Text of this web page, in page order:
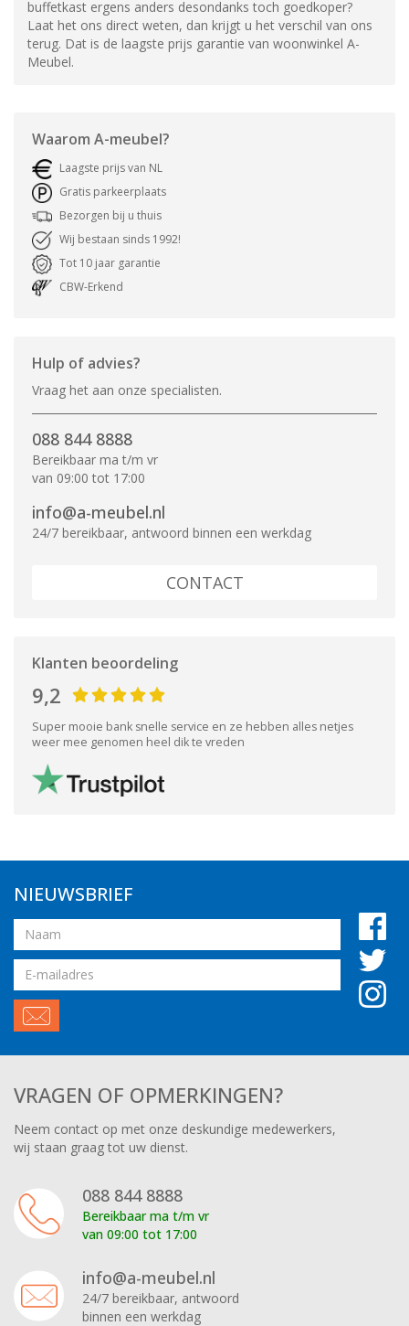
buffetkast ergens anders desondanks toch goedkoper?
Laat het ons direct weten, dan krijgt u het verschil van ons
terug. Dat is de laagste prijs garantie van woonwinkel A-
Meubel.
Waarom A-meubel?
Laagste prijs van NL
Gratis parkeerplaats
Bezorgen bij u thuis
Wij bestaan sinds 1992!
Tot 10 jaar garantie
CBW-Erkend
Hulp of advies?
Vraag het aan onze specialisten.
088 844 8888
Bereikbaar ma t/m vr
van 09:00 tot 17:00
info@a-meubel.nl
24/7 bereikbaar, antwoord binnen een werkdag
CONTACT
Klanten beoordeling
9,2
Super mooie bank snelle service en ze hebben alles netjes
weer mee genomen heel dik te vreden
NIEUWSBRIEF
Naam
Email
VRAGEN OF OPMERKINGEN?
Neem contact op met onze deskundige medewerkers,
wij staan graag tot uw dienst.
088 844 8888
Bereikbaar ma t/m vr
van 09:00 tot 17:00
info@a-meubel.nl
24/7 bereikbaar, antwoord
binnen een werkdag